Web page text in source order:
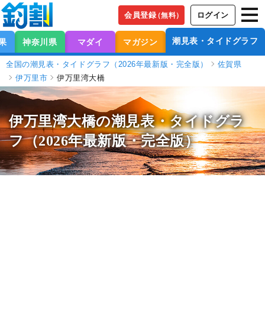
会員登録（無料） ログイン
神奈川県 マダイ マガジン 潮見表・タイドグラフ
全国の潮見表・タイドグラフ（2026年最新版・完全版）
佐賀県
伊万里市
伊万里湾大橋
伊万里湾大橋の潮見表・タイドグラ
フ（2026年最新版・完全版）